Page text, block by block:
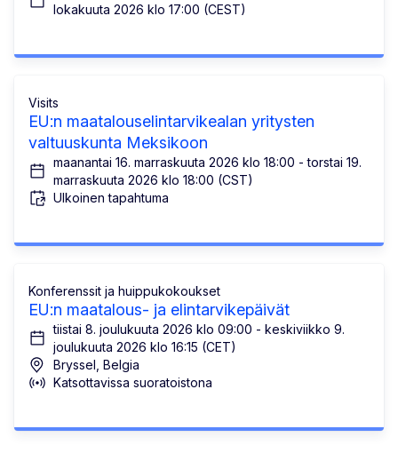
lokakuuta 2026 klo 17:00 (CEST)
Visits
EU:n maatalouselintarvikealan yritysten
valtuuskunta Meksikoon
maanantai 16. marraskuuta 2026 klo 18:00 - torstai 19.
marraskuuta 2026 klo 18:00 (CST)
Ulkoinen tapahtuma
Konferenssit ja huippukokoukset
EU:n maatalous- ja elintarvikepäivät
tiistai 8. joulukuuta 2026 klo 09:00 - keskiviikko 9.
joulukuuta 2026 klo 16:15 (CET)
Bryssel, Belgia
Katsottavissa suoratoistona